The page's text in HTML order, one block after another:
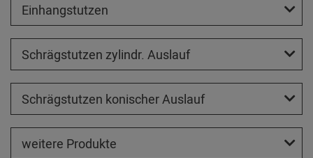
Einhangstutzen
Schrägstutzen zylindr. Auslauf
Schrägstutzen konischer Auslauf
weitere Produkte